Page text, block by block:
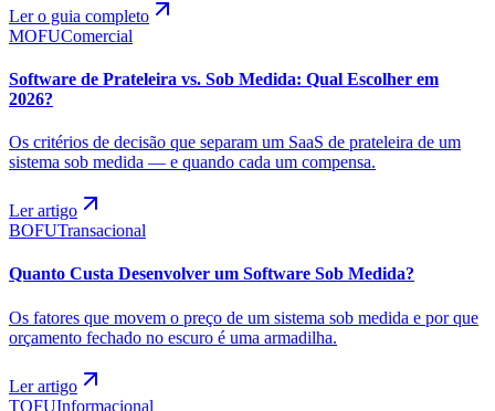
Ler o guia completo
MOFUComercial
Software de Prateleira vs. Sob Medida: Qual Escolher em
2026?
Os critérios de decisão que separam um SaaS de prateleira de um
sistema sob medida — e quando cada um compensa.
Ler artigo
BOFUTransacional
Quanto Custa Desenvolver um Software Sob Medida?
Os fatores que movem o preço de um sistema sob medida e por que
orçamento fechado no escuro é uma armadilha.
Ler artigo
TOFUInformacional